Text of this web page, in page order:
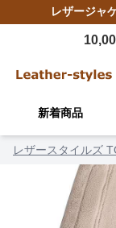
レザージャ
新着商品
レザースタイルズ